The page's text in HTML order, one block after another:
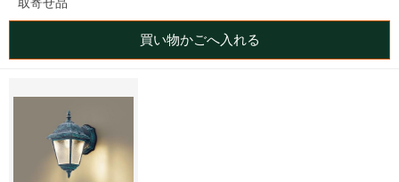
買い物かごへ入れる